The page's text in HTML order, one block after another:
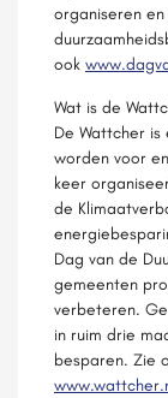
organiseren
ook
Wat is de
De Wattcher
worden voor
keer
de
Dag van de
gemeenten
verbeteren.
in ruim drie
besparen. Zie